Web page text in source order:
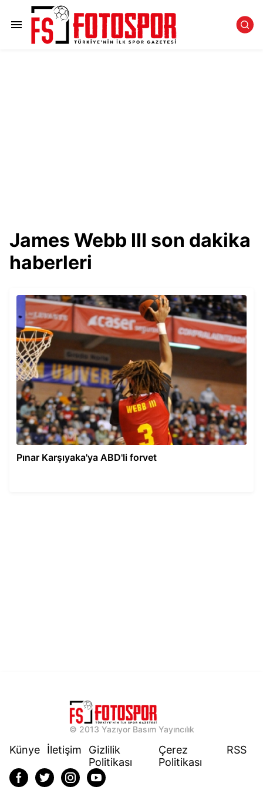
James Webb III son dakika
haberleri
Pınar Karşıyaka'ya ABD'li forvet
© 2013 Yazıyor Basım Yayıncılık
Künye İletişim
Gizlilik
Politikası
Çerez
Politikası
RSS